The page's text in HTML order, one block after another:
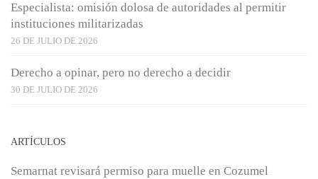
Especialista: omisión dolosa de autoridades al permitir
instituciones militarizadas
26 DE JULIO DE 2026
Derecho a opinar, pero no derecho a decidir
30 DE JULIO DE 2026
ARTÍCULOS
Semarnat revisará permiso para muelle en Cozumel